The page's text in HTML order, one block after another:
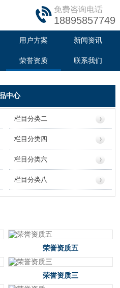
免费咨询电话
18895857749
用户方案 新闻资讯
荣誉资质 联系我们
中心
栏目分类二
栏目分类四
栏目分类六
栏目分类八
荣誉资质五
荣誉资质三